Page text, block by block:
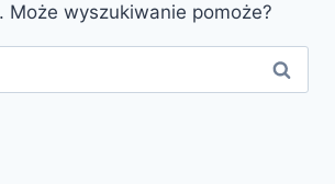
Może wyszukiwanie pomoże?